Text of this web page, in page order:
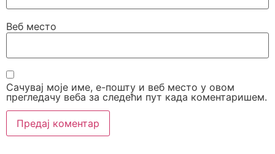
Веб место
Сачувај моје име, е-пошту и веб место у овом
прегледачу веба за следећи пут када коментаришем.